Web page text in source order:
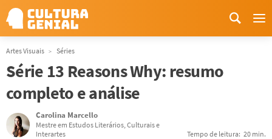
Artes Visuais Séries
Série 13 Reasons Why: resumo
completo e análise
Carolina Marcello
Mestre em Estudos Literários, Culturais e
Interartes
Tempo de leitura: 20 min.